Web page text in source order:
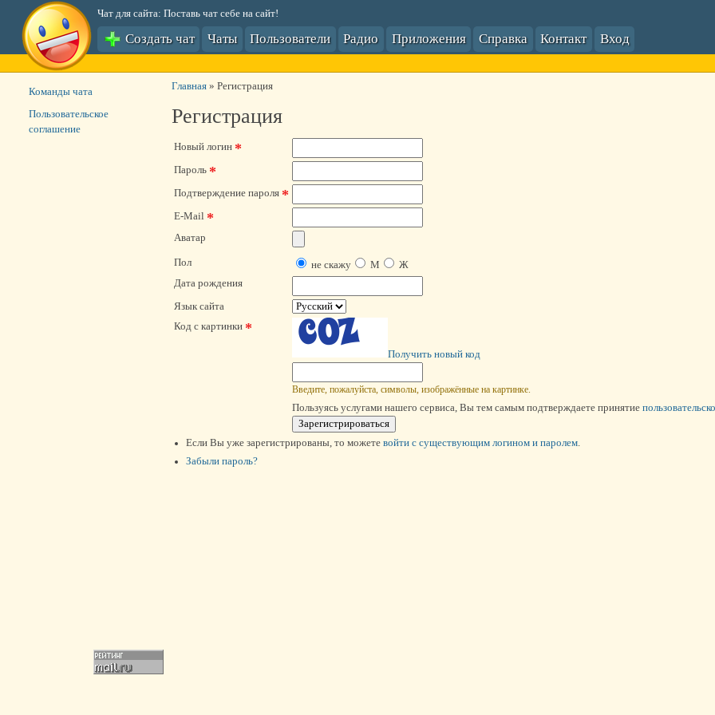
Чат для сайта: Поставь чат себе на сайт!
Создать чат Чаты Пользователи Радио Приложения Справка Контакт Вход
Главная» Регистрация
Регистрация
Новый логин *
Пароль *
Подтверждение пароля *
E-Mail *
Аватар
Пол не скажу М
Ж
Дата рождения
Язык сайта
Код с картинки *
Получить новый код
Введите, пожалуйста, символы, изображённые на картинке.
Пользуясь услугами нашего сервиса, Вы тем самым подтверждаете принятие
Если Вы уже зарегистрированы, то можете войти c существующим логином и паролем.
Забыли пароль?
Команды чата
Пользовательское
соглашение